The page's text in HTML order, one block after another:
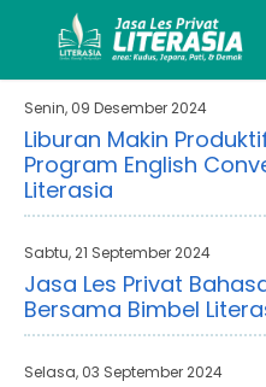
Senin, 09 Desember 2024
Liburan Makin
Program English
Literasia
Sabtu, 21 September 2024
Jasa Les Privat
Bersama Bimbel
Selasa, 03 September 2024